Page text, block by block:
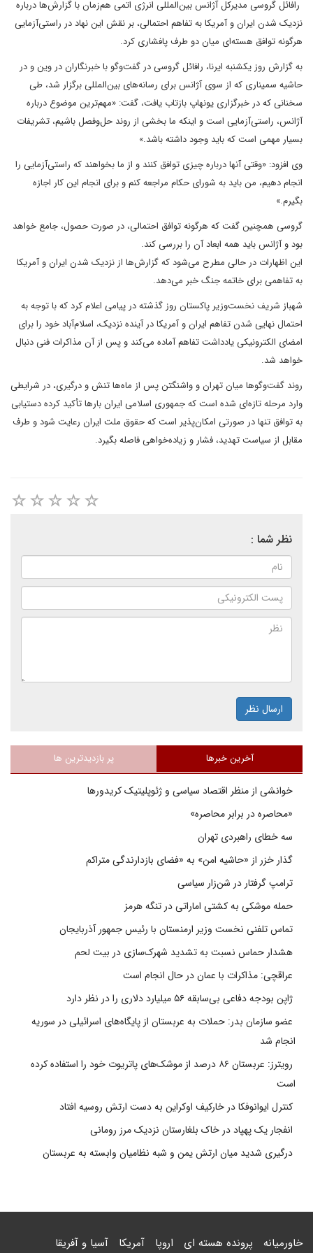
رافائل گروسی مدیرکل آژانس بین‌المللی انرژی اتمی هم‌زمان با گزارش‌ها درباره
نزدیک شدن ایران و آمریکا به تفاهم احتمالی، بر نقش این نهاد در راستی‌آزمایی
هرگونه توافق هسته‌ای میان دو طرف پافشاری کرد.
به گزارش روز یکشنبه ایرنا، رافائل گروسی در گفت‌وگو با خبرنگاران در وین و در
حاشیه سمیناری که از سوی آژانس برای رسانه‌های بین‌المللی برگزار شد، طی
سخنانی که در خبرگزاری یونهاپ بازتاب یافت، گفت: «مهم‌ترین موضوع درباره
آژانس، راستی‌آزمایی است و اینکه ما بخشی از روند حل‌وفصل باشیم، تشریفات
بسیار مهمی است که باید وجود داشته باشد.»
وی افزود: «وقتی آنها درباره چیزی توافق کنند و از ما بخواهند که راستی‌آزمایی را
انجام دهیم، من باید به شورای حکام مراجعه کنم و برای انجام این کار اجازه
بگیرم.»
گروسی همچنین گفت که هرگونه توافق احتمالی، در صورت حصول، جامع خواهد
بود و آژانس باید همه ابعاد آن‌ را بررسی کند.
این اظهارات در حالی مطرح می‌شود که گزارش‌ها از نزدیک شدن ایران و آمریکا
به تفاهمی برای خاتمه جنگ خبر می‌دهد.
شهباز شریف نخست‌وزیر پاکستان روز گذشته در پیامی اعلام کرد که با توجه به
احتمال نهایی شدن تفاهم ایران و آمریکا در آینده نزدیک، اسلام‌آباد خود را برای
امضای الکترونیکی یادداشت تفاهم آماده می‌کند و پس از آن مذاکرات فنی دنبال
خواهد شد.
روند گفت‌وگوها میان تهران و واشنگتن پس از ماه‌ها تنش و درگیری، در شرایطی
وارد مرحله تازه‌ای شده است که جمهوری اسلامی ایران بارها تأکید کرده دستیابی
به توافق تنها در صورتی امکان‌پذیر است که حقوق ملت ایران رعایت شود و طرف
مقابل از سیاست تهدید، فشار و زیاده‌خواهی فاصله بگیرد.
نظر شما :
ارسال نظر
آخرین خبرها پر بازدیدترین ها
خوانشی از منظر اقتصاد سیاسی و ژئوپلیتیک کریدورها
«محاصره در برابر محاصره»
سه خطای راهبردی تهران
گذار خزر از «حاشیه امن» به «فضای بازدارندگی متراکم
ترامپ گرفتار در شن‌زار سیاسی
حمله موشکی به کشتی اماراتی در تنگه هرمز
تماس تلفنی نخست وزیر ارمنستان با رئیس جمهور آذربایجان
هشدار حماس نسبت به تشدید شهرک‌سازی در بیت‌ لحم
عراقچی: مذاکرات با عمان در حال انجام است
ژاپن بودجه دفاعی بی‌سابقه ۵۶ میلیارد دلاری را در نظر دارد
عضو سازمان بدر: حملات به عربستان از پایگاه‌های اسرائیلی در سوریه
انجام شد
رویترز: عربستان ۸۶ درصد از موشک‌های پاتریوت خود را استفاده کرده
است
کنترل ایوانوفکا در خارکیف اوکراین به دست ارتش روسیه افتاد
انفجار یک پهپاد در خاک بلغارستان نزدیک مرز رومانی
درگیری شدید میان ارتش یمن و شبه نظامیان وابسته به عربستان
خاورمیانه پرونده هسته ای اروپا آمریکا آسیا و آفریقا